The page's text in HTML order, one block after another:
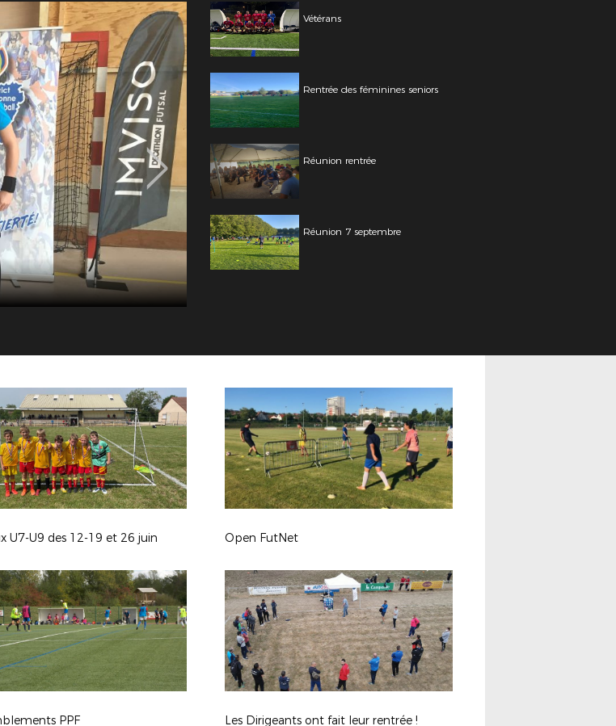
Vétérans
Rentrée des féminines seniors
Réunion rentrée
Réunion 7 septembre
U7-U9 des 12-19 et 26 juin Open FutNet
PPF Les Dirigeants ont fait leur rentrée !